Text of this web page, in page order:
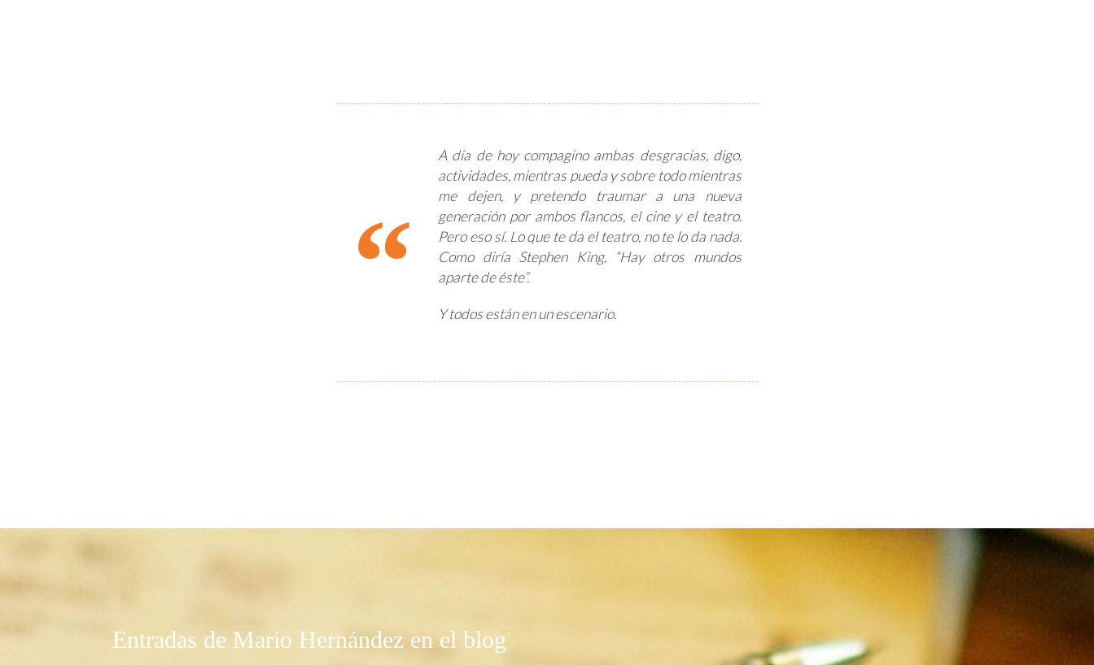
A día de hoy compagino ambas desgracias, digo,
actividades, mientras pueda y sobre todo mientras
me dejen, y pretendo traumar a una nueva
generación por ambos flancos, el cine y el teatro.
Pero eso sí. Lo que te da el teatro, no te lo da nada.
Como diría Stephen King, “Hay otros mundos
aparte de éste”.
Y todos están en un escenario.
Entradas de Mario Hernández en el blog